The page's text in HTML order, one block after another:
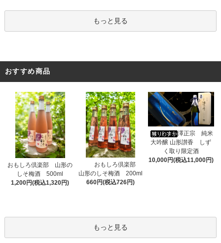
もっと見る
おすすめ商品
おもしろ倶楽部 山形の
しそ梅酒 500ml
1,200円(税込1,320円)
おもしろ倶楽部
山形のしそ梅酒 200ml
660円(税込726円)
澤正宗 純米
大吟醸 山形讃香 しず
く取り限定酒
10,000円(税込11,000円)
もっと見る